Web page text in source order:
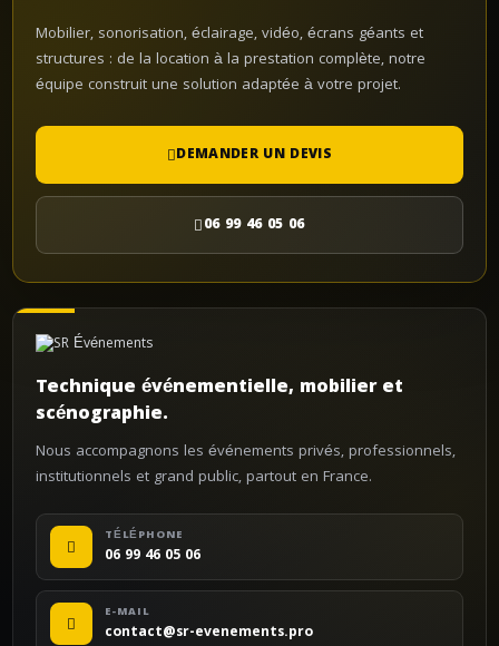
Mobilier, sonorisation, éclairage, vidéo, écrans géants et
structures : de la location à la prestation complète, notre
équipe construit une solution adaptée à votre projet.
DEMANDER UN DEVIS
06 99 46 05 06
Technique événementielle, mobilier et
scénographie.
Nous accompagnons les événements privés, professionnels,
institutionnels et grand public, partout en France.
TÉLÉPHONE
06 99 46 05 06
E-MAIL
contact@sr-evenements.pro